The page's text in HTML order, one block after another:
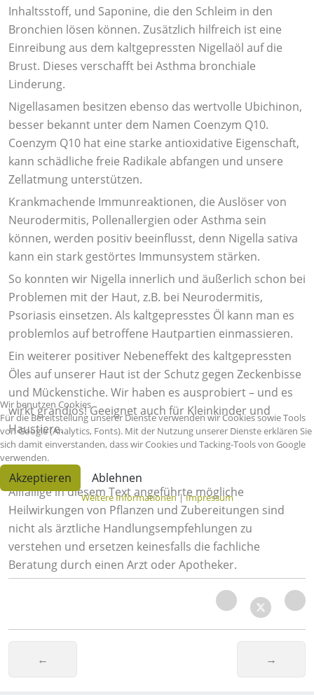
Inhaltsstoff, und Saponine, die den Schleim in den
Bronchien lösen können. Zusätzlich hilfreich ist eine
Einreibung aus dem kaltgepressten Nigellaöl auf die
Brust. Dieses verschafft bei Asthma bronchiale
Linderung.
Nigellasamen besitzen ebenso das wertvolle Ubichinon,
besser bekannt unter dem Namen Coenzym Q10.
Coenzym Q10 hat eine starke antioxidative Eigenschaft,
kann schädliche freie Radikale abfangen und unsere
Zellatmung unterstützen.
Krankmachende Immunreaktionen, die Auslöser von
Neurodermitis, Pollenallergien oder Asthma sein
können, werden positiv beeinflusst, denn Nigella sativa
kann ein stark gestörtes Immunsystem stärken.
So konnten wir Nigella innerlich und äußerlich schon bei
Problemen mit der Haut, z.B. bei Neurodermitis,
Psoriasis einsetzen. Als kaltgepresstes Öl kann man es
problemlos auf betroffene Hautpartien einmassieren.
Ein weiterer positiver Nebeneffekt des kaltgepressten
Öles auf unserer Haut ist der Schutz gegen Zeckenbisse
und Mückenstiche. Wir haben es ausprobiert – und es
wirkt grandios! Geeignet auch für Kleinkinder und
Haustiere.
Hinweis:
Allfällige in diesem Text angeführte mögliche
Heilwirkungen von Pflanzen und Zubereitungen sind
nicht als ärztliche Handlungsempfehlungen zu
verstehen und ersetzen keinesfalls die fachliche
Beratung durch einen Arzt oder Apotheker.
Vorheriger Beitrag: Curcuma- ein MUSS bei
← →
Wir benutzen Cookies
Für die Bereitstellung unserer Dienste verwenden wir Cookies sowie Tools
von Google (Analytics, Fonts). Mit der Nutzung unserer Dienste erklären Sie
sich damit einverstanden, dass wir Cookies und Tacking-Tools von Google
verwenden.
Akzeptieren Ablehnen
Weitere Informationen|Impressum